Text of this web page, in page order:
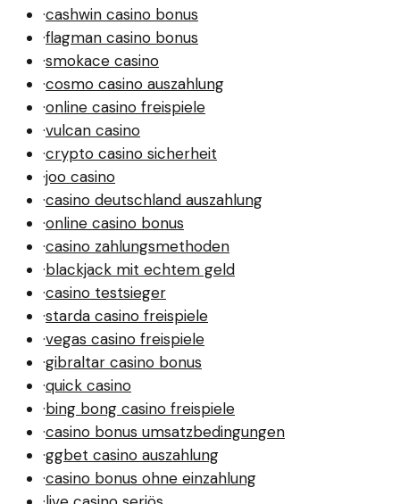
·cashwin casino bonus
·flagman casino bonus
·smokace casino
·cosmo casino auszahlung
·online casino freispiele
·vulcan casino
·crypto casino sicherheit
·joo casino
·casino deutschland auszahlung
·online casino bonus
·casino zahlungsmethoden
·blackjack mit echtem geld
·casino testsieger
·starda casino freispiele
·vegas casino freispiele
·gibraltar casino bonus
·quick casino
·bing bong casino freispiele
·casino bonus umsatzbedingungen
·ggbet casino auszahlung
·casino bonus ohne einzahlung